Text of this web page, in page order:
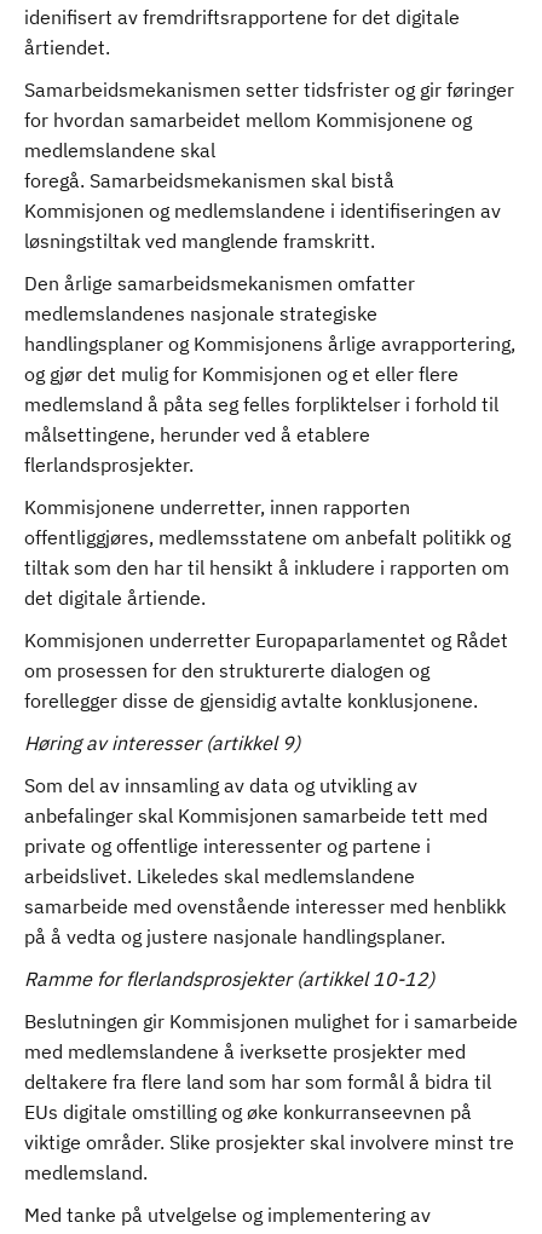
idenifisert av fremdriftsrapportene for det digitale
årtiendet.
Samarbeidsmekanismen setter tidsfrister og gir føringer
for hvordan samarbeidet mellom Kommisjonene og
medlemslandene skal
foregå. Samarbeidsmekanismen skal bistå
Kommisjonen og medlemslandene i identifiseringen av
løsningstiltak ved manglende framskritt.
Den årlige samarbeidsmekanismen omfatter
medlemslandenes nasjonale strategiske
handlingsplaner og Kommisjonens årlige avrapportering,
og gjør det mulig for Kommisjonen og et eller flere
medlemsland å påta seg felles forpliktelser i forhold til
målsettingene, herunder ved å etablere
flerlandsprosjekter.
Kommisjonene underretter, innen rapporten
offentliggjøres, medlemsstatene om anbefalt politikk og
tiltak som den har til hensikt å inkludere i rapporten om
det digitale årtiende.
Kommisjonen underretter Europaparlamentet og Rådet
om prosessen for den strukturerte dialogen og
forellegger disse de gjensidig avtalte konklusjonene.
Høring av interesser (artikkel 9)
Som del av innsamling av data og utvikling av
anbefalinger skal Kommisjonen samarbeide tett med
private og offentlige interessenter og partene i
arbeidslivet. Likeledes skal medlemslandene
samarbeide med ovenstående interesser med henblikk
på å vedta og justere nasjonale handlingsplaner.
Ramme for flerlandsprosjekter (artikkel 10-12)
Beslutningen gir Kommisjonen mulighet for i samarbeide
med medlemslandene å iverksette prosjekter med
deltakere fra flere land som har som formål å bidra til
EUs digitale omstilling og øke konkurranseevnen på
viktige områder. Slike prosjekter skal involvere minst tre
medlemsland.
Med tanke på utvelgelse og implementering av